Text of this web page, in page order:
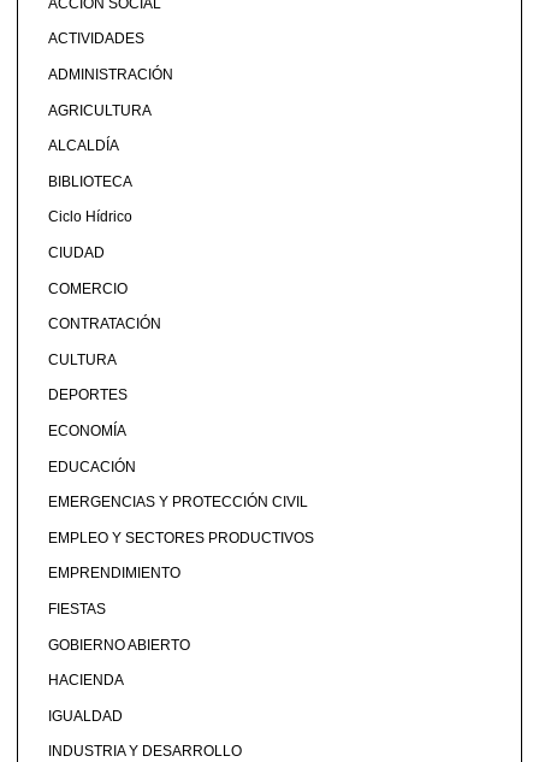
ACCIÓN SOCIAL
ACTIVIDADES
ADMINISTRACIÓN
AGRICULTURA
ALCALDÍA
BIBLIOTECA
Ciclo Hídrico
CIUDAD
COMERCIO
CONTRATACIÓN
CULTURA
DEPORTES
ECONOMÍA
EDUCACIÓN
EMERGENCIAS Y PROTECCIÓN CIVIL
EMPLEO Y SECTORES PRODUCTIVOS
EMPRENDIMIENTO
FIESTAS
GOBIERNO ABIERTO
HACIENDA
IGUALDAD
INDUSTRIA Y DESARROLLO